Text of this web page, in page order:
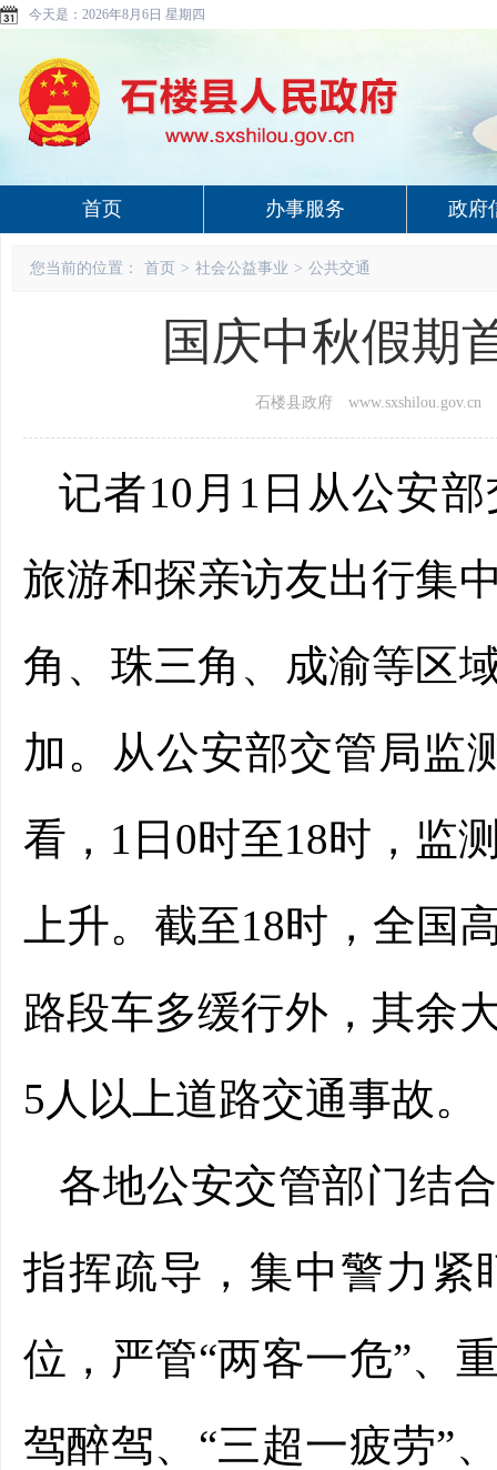
今天是： 2026年8月6日 星期四
首页 办事服务 政府
您当前的位置： 首页 > 社会公益事业 > 公共交通
国庆中秋假期
石楼县政府 www.sxshilou.gov.cn
记者10月1日从公安
旅游和探亲访友出行集
角、珠三角、成渝等区
加。从公安部交管局监
看，1日0时至18时，监
上升。截至18时，全国
路段车多缓行外，其余
5人以上道路交通事故。
各地公安交管部门结
指挥疏导，集中警力紧
位，严管“两客一危”、
驾醉驾、“三超一疲劳”